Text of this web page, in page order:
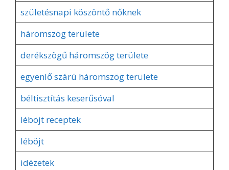
születésnapi köszöntő nőknek
háromszög területe
derékszögű háromszög területe
egyenlő szárú háromszög területe
béltisztítás keserűsóval
léböjt receptek
léböjt
idézetek